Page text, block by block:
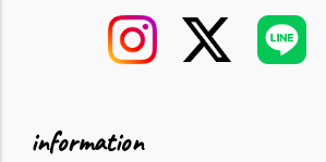
information